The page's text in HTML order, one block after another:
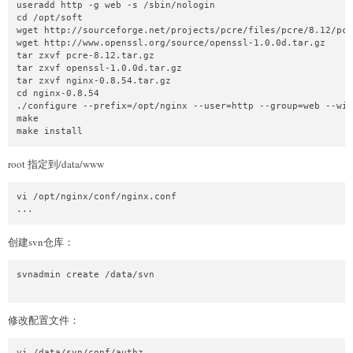
useradd http -g web -s /sbin/nologin
cd /opt/soft
wget http://sourceforge.net/projects/pcre/files/pcre/8.12/
wget http://www.openssl.org/source/openssl-1.0.0d.tar.gz
tar zxvf pcre-8.12.tar.gz
tar zxvf openssl-1.0.0d.tar.gz
tar zxvf nginx-0.8.54.tar.gz
cd nginx-0.8.54
./configure --prefix=/opt/nginx --user=http --group=web --
make
root 指定到/data/www
vi /opt/nginx/conf/nginx.conf
创建svn仓库：
svnadmin create /data/svn
修改配置文件：